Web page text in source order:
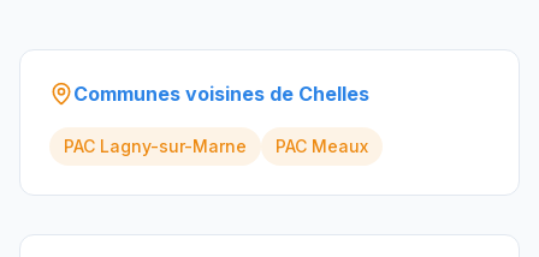
Communes voisines de Chelles
PAC Lagny-sur-Marne PAC Meaux